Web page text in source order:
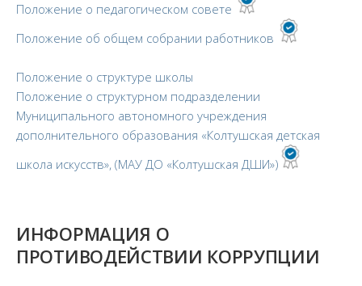
Положение о педагогическом совете
Положение об общем собрании работников
Положение о структуре школы
Положение о структурном подразделении
Муниципального автономного учреждения
дополнительного образования «Колтушская детская
школа искусств», (МАУ ДО «Колтушская ДШИ»)
ИНФОРМАЦИЯ О
ПРОТИВОДЕЙСТВИИ КОРРУПЦИИ